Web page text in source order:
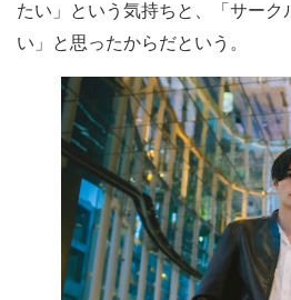
たい」という気持ちと、「サーク
い」と思ったからだという。